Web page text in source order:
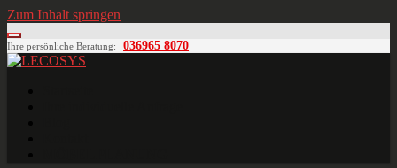
Zum Inhalt springen
Ihre persönliche Beratung: 036965 8070